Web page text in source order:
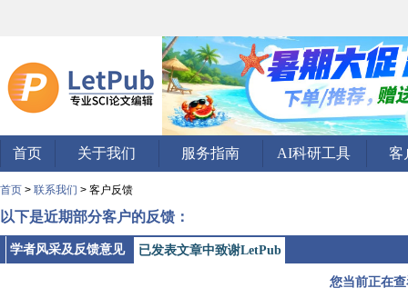
首页 关于我们 服务指南 AI科研工具 客
首页 > 联系我们 > 客户反馈
以下是近期部分客户的反馈：
学者风采及反馈意见 已发表文章中致谢LetPub
您当前正在